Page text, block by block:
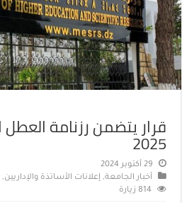
2025
29 أكتوبر 2024
أخبار الجامعة, إعلانات الأساتذة والإداريين,
814 زيارة